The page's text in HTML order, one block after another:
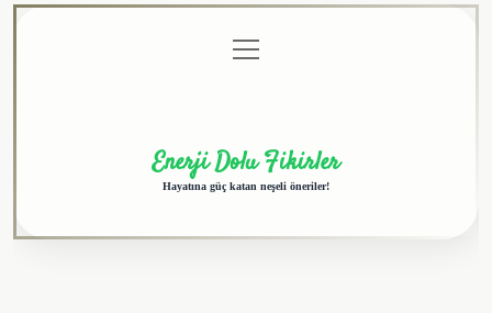
menüyü
aç
Enerji Dolu Fikirler
Hayatına güç katan neşeli öneriler!